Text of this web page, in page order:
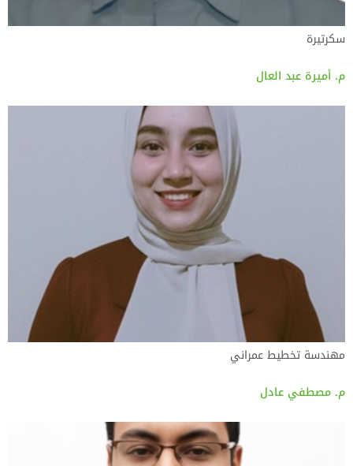
سكرتيرة
م. أميرة عبد العال
مهندسة تخطيط عمراني
م. مصطفي عادل